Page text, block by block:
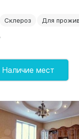
Склероз Для
Наличие мест